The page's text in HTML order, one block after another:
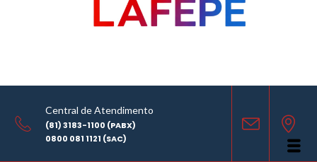
Central de Atendimento
(81) 3183-1100 (PABX)
0800 081 1121 (SAC)
COMPARTILHE
LABORATÓRIO